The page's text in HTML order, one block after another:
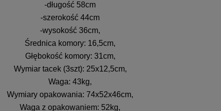
-długość 58cm
-szerokość 44cm
-wysokość 36cm,
Średnica komory: 16,5cm,
Głębokość komory: 31cm,
Wymiar tacek (3szt): 25x12,5cm,
Waga: 43kg,
Wymiary opakowania: 74x52x46cm,
Waga z opakowaniem: 52kg,